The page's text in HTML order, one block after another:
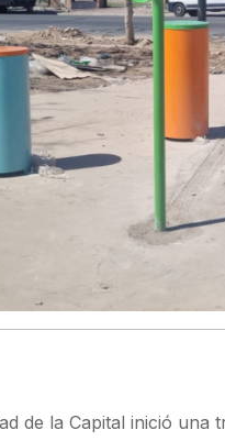
de la Capital inició una